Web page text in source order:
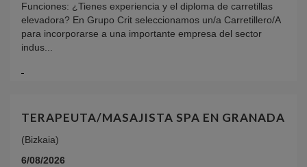
Funciones: ¿Tienes experiencia y el diploma de carretillas
elevadora? En Grupo Crit seleccionamos un/a Carretillero/A
para incorporarse a una importante empresa del sector
indus...
TERAPEUTA/MASAJISTA SPA EN GRANADA
(Bizkaia)
6/08/2026